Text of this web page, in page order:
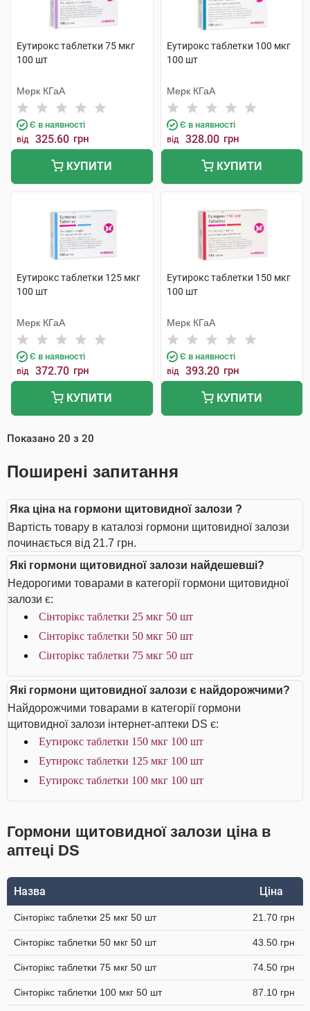
Еутирокс таблетки 75 мкг
100 шт
Мерк КГаА
Є в наявності
від 325.60 грн
КУПИТИ
Еутирокс таблетки 100 мкг
100 шт
Мерк КГаА
Є в наявності
від 328.00 грн
КУПИТИ
Еутирокс таблетки 125 мкг
100 шт
Мерк КГаА
Є в наявності
від 372.70 грн
КУПИТИ
Еутирокс таблетки 150 мкг
100 шт
Мерк КГаА
Є в наявності
від 393.20 грн
КУПИТИ
Показано 20 з 20
Поширені запитання
Яка ціна на гормони щитовидної залози ?
Вартість товару в каталозі гормони щитовидної залози
починається від 21.7 грн.
Які гормони щитовидної залози найдешевші?
Недорогими товарами в категорії гормони щитовидної
залози є:
Сінторікс таблетки 25 мкг 50 шт
Сінторікс таблетки 50 мкг 50 шт
Сінторікс таблетки 75 мкг 50 шт
Які гормони щитовидної залози є найдорожчими?
Найдорожчими товарами в категорії гормони
щитовидної залози інтернет-аптеки DS є:
Еутирокс таблетки 150 мкг 100 шт
Еутирокс таблетки 125 мкг 100 шт
Еутирокс таблетки 100 мкг 100 шт
Гормони щитовидної залози ціна в
аптеці DS
Назва Ціна
Сінторікс таблетки 25 мкг 50 шт 21.70 грн
Сінторікс таблетки 50 мкг 50 шт 43.50 грн
Сінторікс таблетки 75 мкг 50 шт 74.50 грн
Сінторікс таблетки 100 мкг 50 шт 87.10 грн